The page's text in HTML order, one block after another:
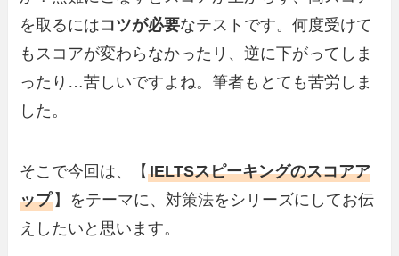
を取るにはコツが必要なテストです。何度受けて
もスコアが変わらなかったリ、逆に下がってしま
ったり…苦しいですよね。筆者もとても苦労しま
した。
そこで今回は、【IELTSスピーキングのスコアア
ップ 】をテーマに、対策法をシリーズにしてお伝
えしたいと思います。